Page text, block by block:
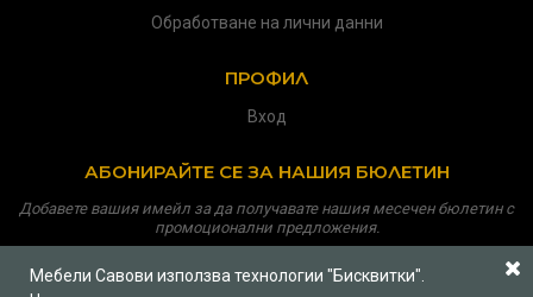
Обработване на лични данни
ПРОФИЛ
Вход
АБОНИРАЙТЕ СЕ ЗА НАШИЯ БЮЛЕТИН
Добавете вашия имейл за да получавате нашия месечен бюлетин с
промоционални предложения.
Мебели Савови използва технологии "Бисквитки".